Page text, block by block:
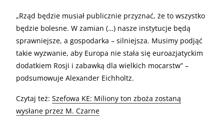
„Rząd będzie musiał publicznie przyznać, że to wszystko
będzie bolesne. W zamian (…) nasze instytucje będą
sprawniejsze, a gospodarka – silniejsza. Musimy podjąć
takie wyzwanie, aby Europa nie stała się euroazjatyckim
dodatkiem Rosji i zabawką dla wielkich mocarstw” –
podsumowuje Alexander Eichholtz.
Czytaj też: Szefowa KE: Miliony ton zboża zostaną
wysłane przez M. Czarne